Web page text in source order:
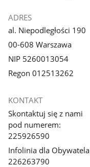
ADRES
al. Niepodległości 190
00-608 Warszawa
NIP 5260013054
Regon 012513262
KONTAKT
Skontaktuj się z nami
pod numerem:
225926590
Infolinia dla Obywatela
226263790